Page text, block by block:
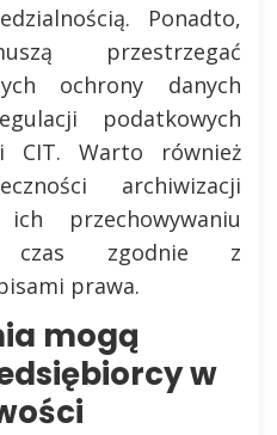
Ponadto,
przestrzegać
ochrony danych
podatkowych
CIT. Warto również
archiwizacji
przechowywaniu
czas zgodnie z
prawa.
mogą
w